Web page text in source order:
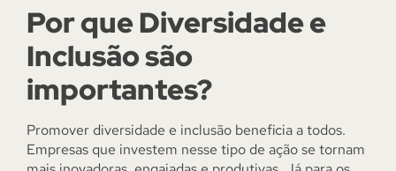
Por que Diversidade e
Inclusão são
importantes?
Promover diversidade e inclusão beneficia a todos.
Empresas que investem nesse tipo de ação se tornam